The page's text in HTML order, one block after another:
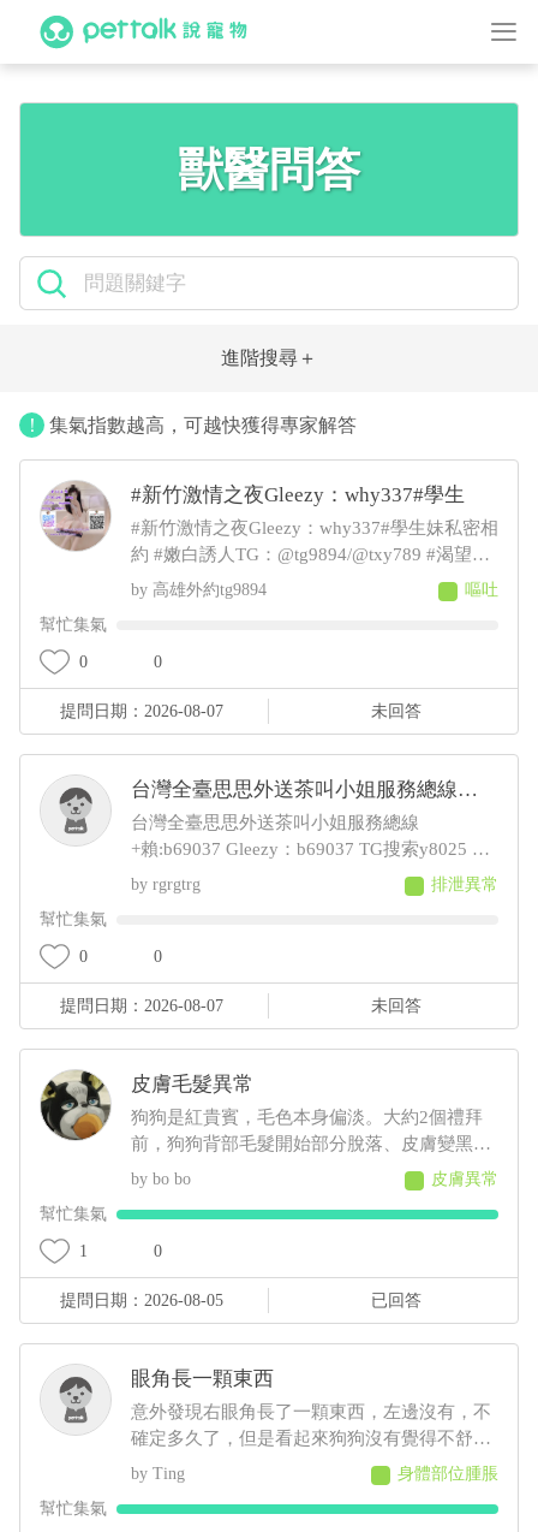
獸醫問答
進階搜尋
進階搜尋
搜尋
集氣指數越高，可越快獲得專家解答
#新竹激情之夜Gleezy：why337#學生
#新竹激情之夜Gleezy：why337#學生妹私密相
約 #嫩白誘人TG：@tg9894/@txy789 #渴望愛
撫 #美少女等候 #濕潤體驗 #校園女神 #舌技絕
佳 #小清新妹子 #夜間狂歡賴889tg #大學生外
漂亮服務好 #空姐私密時間Gleezy：why337 #
性感爆表#看妹網站：https://t.me/txy788選妹官
網：www.kt16899.com 【欣果Gleezy所有看妹
群組:https://t.gleezy.top/XKDrCWMp】Gleezy
https://gleezy.net/w
高雄外約tg9894
嘔吐
幫忙集氣
0 0
提問日期：2026-08-07 未回答
台灣全臺思思外送茶叫小姐服務總線
+賴:b69037
台灣全臺思思外送茶叫小姐服務總線
+賴:b69037 Gleezy：b69037 TG搜索y8025 約
會官網 jkf699.com（外送旅館的哦！滿意現金
交易！安全可靠） 台灣思思本土外送茶留言板
b69037或yy5002 讓最懂你心的思思來幫你挑
選你想要的sexy女神 性福聯絡人：思思
rgrgtrg
排泄異常
幫忙集氣
0 0
提問日期：2026-08-07 未回答
皮膚毛髮異常
狗狗是紅貴賓，毛色本身偏淡。大約2個禮拜
前，狗狗背部毛髮開始部分脫落、皮膚變黑
色，有給牠擦人類的藥物(不知道會不會怎
樣......)，也有帶去看獸醫，但獸醫說這是正常
老化不會怎樣，可是牠才5歲，其餘飲食、排
便、作息、精神則沒有問題
bo bo
皮膚異常
幫忙集氣
1 0
提問日期：2026-08-05 已回答
眼角長一顆東西
意外發現右眼角長了一顆東西，左邊沒有，不
確定多久了，但是看起來狗狗沒有覺得不舒服
去抓或流眼淚等等之類的，想請問這是什麼？
Ting
身體部位腫脹
幫忙集氣